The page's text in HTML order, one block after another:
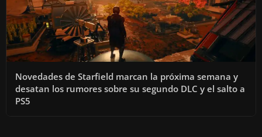
Novedades de Starfield marcan la próxima semana y
desatan los rumores sobre su segundo DLC y el salto a
PS5